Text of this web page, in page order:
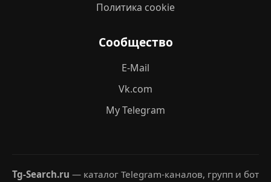
Политика cookie
Сообщество
E-Mail
Vk.com
My Telegram
Tg-Search.ru — каталог Telegram-каналов, групп и бот